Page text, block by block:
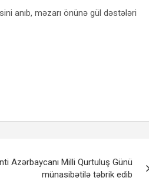
anıb, məzarı önünə gül dəstələri
Azərbaycanı Milli Qurtuluş Günü
münasibətilə təbrik edib